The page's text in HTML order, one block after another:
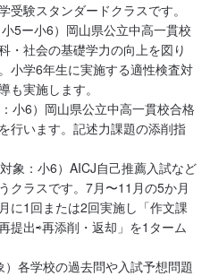
受験スタンダードクラスです。
5ー小6）岡山県公立中高一貫校
・社会の基礎学力の向上を図り
小学6年生に実施する適性検査対
も実施します。
小6）岡山県公立中高一貫校合格
行います。記述力課題の添削指
象：小6）AICJ自己推薦入試など
クラスです。7月〜11月の5か月
に1回または2回実施し「作文課
提出⇨再添削・返却」を1ターム
各学校の過去問や入試予想問題